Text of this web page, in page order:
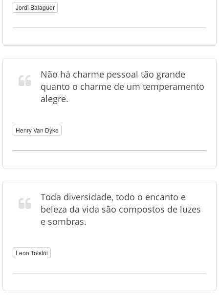
Jordi Balaguer
Não há charme pessoal tão grande
quanto o charme de um temperamento
alegre.
Henry Van Dyke
Toda diversidade, todo o encanto e
beleza da vida são compostos de luzes
e sombras.
Leon Tolstói